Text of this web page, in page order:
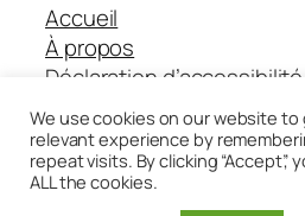
Accueil
À propos
Déclaration d’accessibilité
Boutique Helloasso
Twenty Twenty-Five
We use cookies on our website
relevant experience by
repeat visits. By clicking
ALL the cookies.